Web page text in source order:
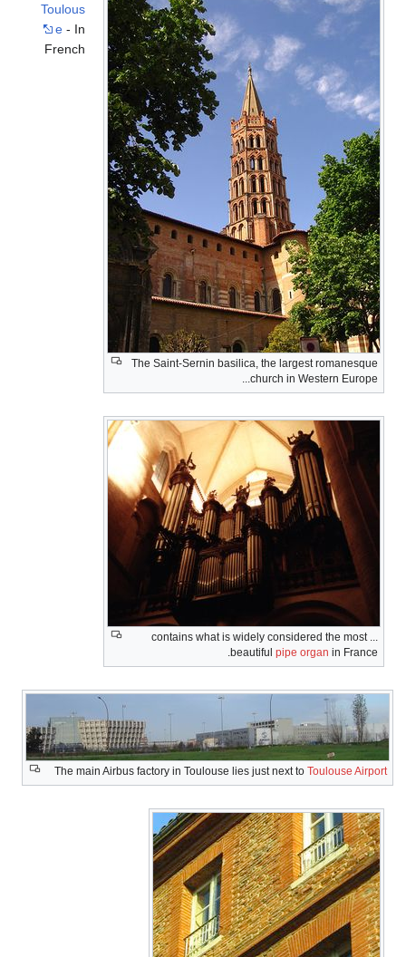
The Saint-Sernin basilica, the largest romanesque
church in Western Europe...
... contains what is widely considered the most
beautiful pipe organ in France.
The main Airbus factory in Toulouse lies just next to Toulouse Airport
Toulous
e - In
French